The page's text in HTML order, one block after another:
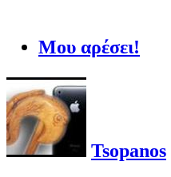
Μου αρέσει!
Tsopanos